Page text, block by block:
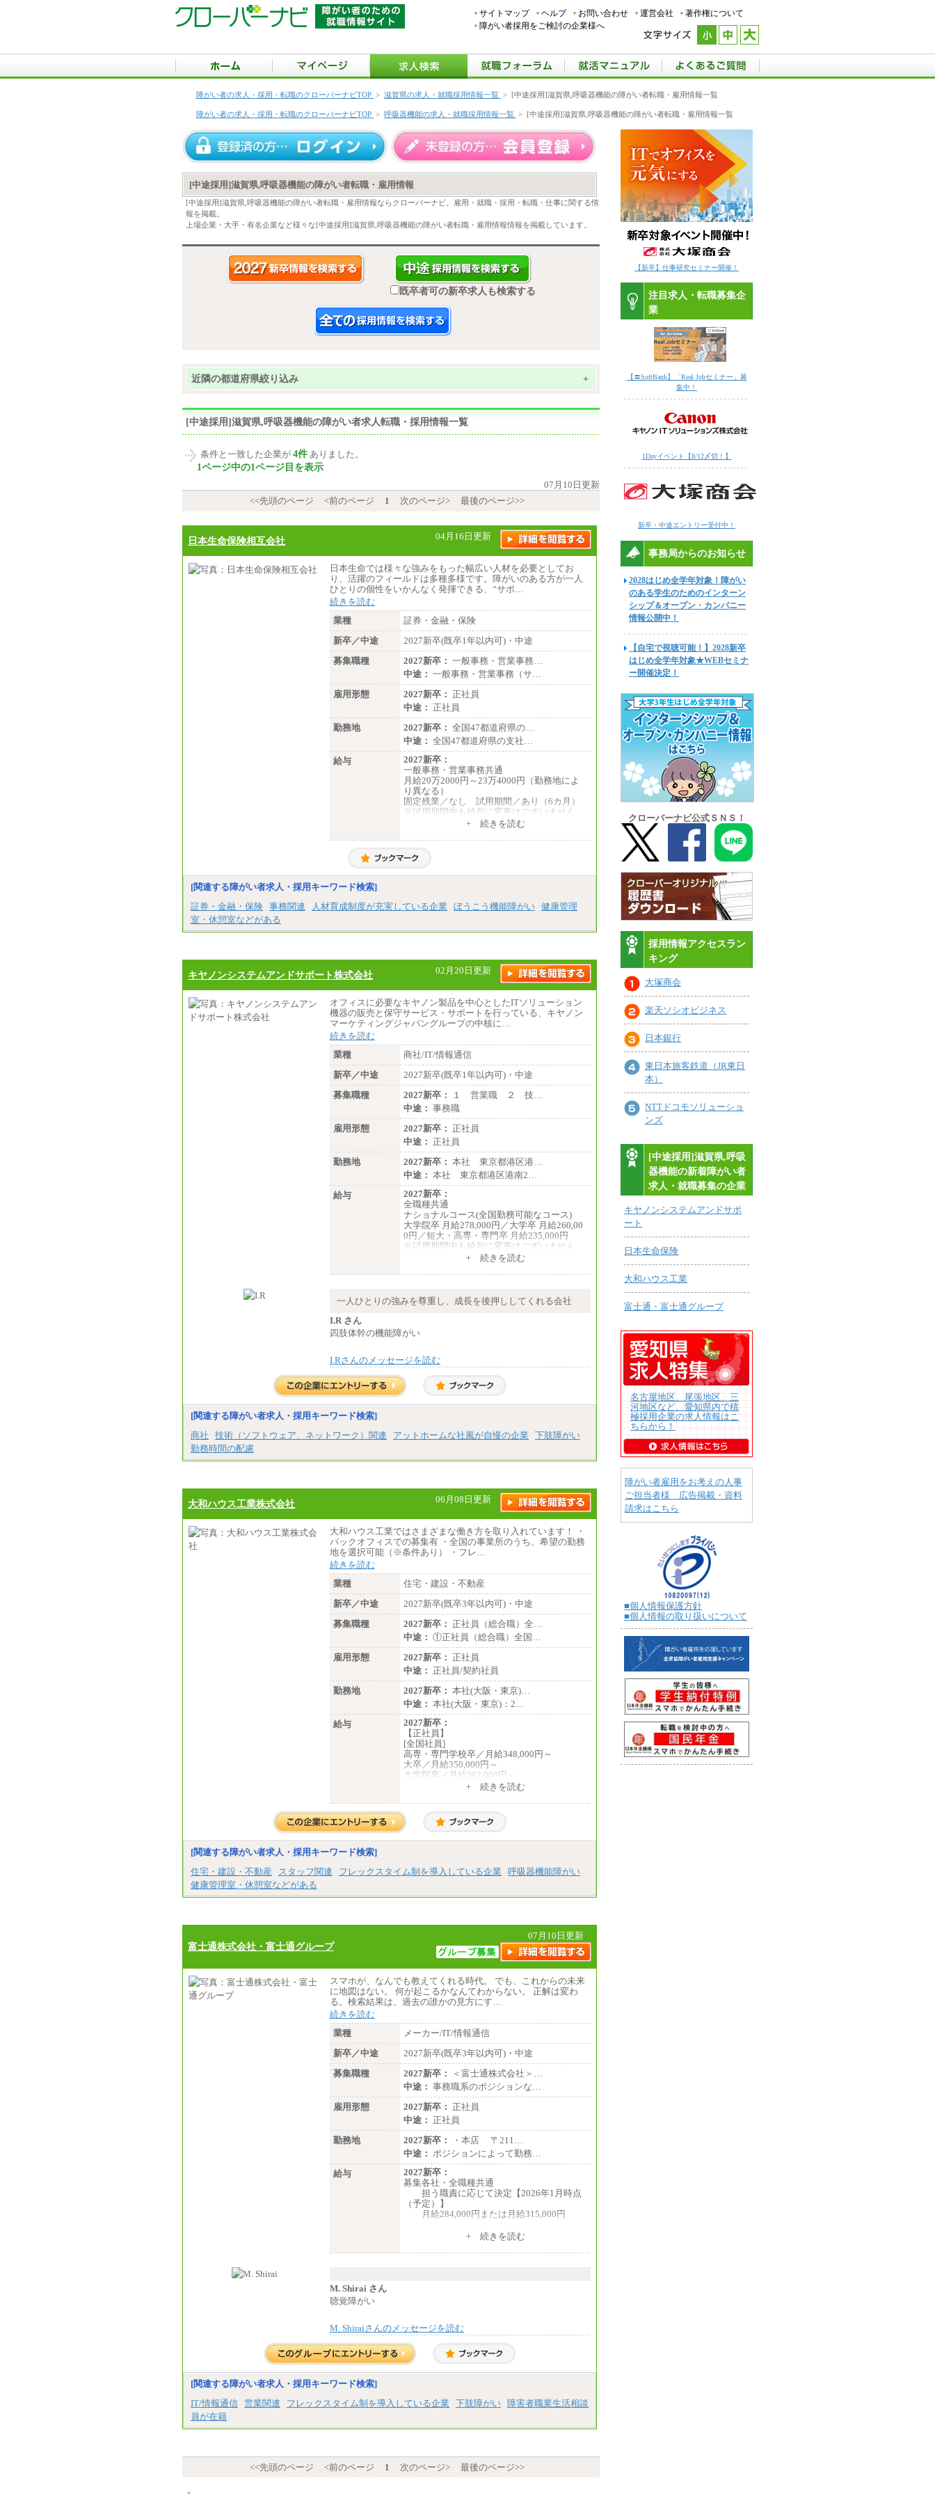
サイトマップ ヘルプ お問い合わせ 運営会社
著作権について
障がい者採用をご検討の企業様へ
障がい者の求人・採用・転職のクローバーナビTOP > 滋賀県の求人・就職採用情報一覧 > [中途採用]滋賀県,呼吸器機能の障がい者転職・雇用情報一覧
障がい者の求人・採用・転職のクローバーナビTOP > 呼吸器機能の求人・就職採用情報一覧 > [中途採用]滋賀県,呼吸器機能の障がい者転職・雇用情報一覧
[中途採用]滋賀県,呼吸器機能の障がい者転職・雇用情報
[中途採用]滋賀県,呼吸器機能の障がい者転職・雇用情報ならクローバーナビ。雇用・就職・採用・転職・仕事に関する情
報を掲載。
上場企業・大手・有名企業など様々な[中途採用]滋賀県,呼吸器機能の障がい者転職・雇用情報情報を掲載しています。
既卒者可の新卒求人も検索する
近隣の都道府県絞り込み +
[中途採用]滋賀県,呼吸器機能の障がい者求人転職・採用情報一覧
条件と一致した企業が 4件 ありました。
1ページ中の1ページ目を表示
07月10日更新
<<先頭のページ
<前のページ 1 次のページ> 最後のページ>>
日本生命保険相互会社 04月16日更新
日本生命では様々な強みをもった幅広い人材を必要としてお
り、活躍のフィールドは多種多様です。障がいのある方が一人
ひとりの個性をいかんなく発揮できる、“サポ…
続きを読む
業種
証券・金融・保険
新卒／中途
2027新卒(既卒1年以内可)・中途
募集職種
2027新卒： 一般事務・営業事務…
中途： 一般事務・営業事務（サ…
雇用形態
2027新卒： 正社員
中途： 正社員
勤務地
2027新卒： 全国47都道府県の…
中途： 全国47都道府県の支社…
給与
2027新卒：
一般事務・営業事務共通
月給20万2000円～23万4000円（勤務地によ
り異なる）
固定残業／なし 試用期間／あり（6カ月）
※試用期間中も給与に変更はございません
一般事務・営業事務共通
月給20万2000円～23万4000円（勤務地によ
り異なる）
固定残業／なし 試用期間／あり（6か月）
※試用期間中も給与に変更はございません。
+ 続きを読む
[関連する障がい者求人・採用キーワード検索]
証券・金融・保険 事務関連 人材育成制度が充実している企業 ぼうこう機能障がい 健康管理
室・休憩室などがある
キヤノンシステムアンドサポート株式会社 02月20日更新
オフィスに必要なキヤノン製品を中心としたITソリューション
機器の販売と保守サービス・サポートを行っている、キヤノン
マーケティングジャパングループの中核に…
続きを読む
業種
商社/IT/情報通信
新卒／中途
2027新卒(既卒1年以内可)・中途
募集職種
2027新卒：
１ 営業職 ２ 技…
中途： 事務職
雇用形態
2027新卒： 正社員
中途： 正社員
勤務地
2027新卒： 本社 東京都港区港…
中途： 本社 東京都港区港南2…
給与
2027新卒：
全職種共通
ナショナルコース(全国勤務可能なコース)
大学院卒 月給278,000円／大学卒 月給260,00
0円／短大・高専・専門卒 月給235,000円
※試用期間中も給与に変更はございません
エリアコース(一定地域であれば移動可能なコ
ース)
0円／短大・高専・専門卒 月給225,000円
※試用期間中も給与に変更はございません
月給：250,000円～400,000円
想定年収：4,000,000円～6,000,000円
+ 続きを読む
一人ひとりの強みを尊重し、成長を後押ししてくれる会社
I.R さん
四肢体幹の機能障がい
I.Rさんのメッセージを読む
[関連する障がい者求人・採用キーワード検索]
商社
技術（ソフトウェア、ネットワーク）関連 アットホームな社風が自慢の企業
下肢障がい
勤務時間の配慮
大和ハウス工業株式会社 06月08日更新
大和ハウス工業ではさまざまな働き方を取り入れています！ ・
バックオフィスでの募集有 ・全国の事業所のうち、希望の勤務
地を選択可能（※条件あり） ・フレ…
続きを読む
業種
住宅・建設・不動産
新卒／中途
2027新卒(既卒3年以内可)・中途
募集職種
2027新卒： 正社員（総合職）全…
中途： ①正社員（総合職）全国…
雇用形態
2027新卒： 正社員
中途： 正社員/契約社員
勤務地
2027新卒： 本社(大阪・東京)…
中途： 本社(大阪・東京)：2…
給与
2027新卒：
【正社員】
[全国社員]
高専・専門学校卒／月給348,000円～
大卒／月給350,000円～
大学院卒／月給362,000円～
[地域社員]月給295,000円～
【正社員】
[全国社員]月給348,000円～
[地域社員]月給295,000円～
+ 続きを読む
[関連する障がい者求人・採用キーワード検索]
住宅・建設・不動産
スタッフ関連 フレックスタイム制を導入している企業
呼吸器機能障がい
健康管理室・休憩室などがある
富士通株式会社・富士通グループ
07月10日更新
スマホが、なんでも教えてくれる時代。 でも、これからの未来
に地図はない。 何が起こるかなんてわからない。 正解は変わ
る。検索結果は、過去の誰かの見方にす…
続きを読む
業種
メーカー/IT/情報通信
新卒／中途
2027新卒(既卒3年以内可)・中途
募集職種
2027新卒：
＜富士通株式会社＞…
中途： 事務職系のポジションな…
雇用形態
2027新卒： 正社員
中途： 正社員
勤務地
2027新卒：
・本店 〒211…
中途： ポジションによって勤務…
給与
2027新卒：
募集各社・全職種共通
担う職責に応じて決定【2026年1月時点
（予定）】
月給284,000円または月給315,000円
※入社後早期から、自律的な業務遂行が
求められる職務を担う方については、月額給
与315,000円です。
す。
※個別に設定する給与については、選考
の過程で決定していきます。
※上記に加え、所定労働時間外に勤務を
した場合には、時間外勤務手当を支給しま
ん。
＜募集各社・全職種共通＞
※試用期間中の給与に変更はありません。
※経験・能力を考慮し、当社規定により決定
+ 続きを読む
M. Shirai さん
聴覚障がい
M. Shiraiさんのメッセージを読む
[関連する障がい者求人・採用キーワード検索]
IT/情報通信 営業関連 フレックスタイム制を導入している企業 下肢障がい
障害者職業生活相談
員が在籍
<<先頭のページ <前のページ 1 次のページ> 最後のページ>>
【新卒】仕事研究セミナー開催！
注目求人・転職募集企
業
【〓SoftBank】「Real Jobセミナー」募
集中！
1Dayイベント【8/12〆切！】
新卒・中途エントリー受付中！
事務局からのお知らせ
2028はじめ全学年対象！障がい
のある学生のためのインターン
シップ＆オープン・カンパニー
情報公開中！
【自宅で視聴可能！】2028新卒
はじめ全学年対象★WEBセミナ
ー開催決定！
クローバーナビ公式ＳＮＳ！
採用情報アクセスラン
キング
大塚商会
楽天ソシオビジネス
日本銀行
東日本旅客鉄道（JR東日
本）
NTTドコモソリューショ
ンズ
[中途採用]滋賀県,呼吸
器機能の新着障がい者
求人・就職募集の企業
キヤノンシステムアンドサポ
ート
日本生命保険
大和ハウス工業
富士通・富士通グループ
名古屋地区、尾張地区、三
河地区など、愛知県内で積
極採用企業の求人情報はこ
ちらから！
障がい者雇用をお考えの人事
ご担当者様 広告掲載・資料
請求はこちら
■個人情報保護方針
■個人情報の取り扱いについて